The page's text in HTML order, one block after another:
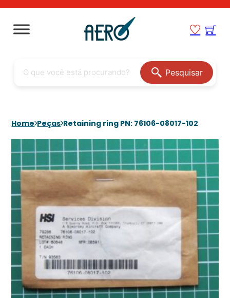
Pesquisar
Home Peças Retaining ring PN: 76106-08017-102